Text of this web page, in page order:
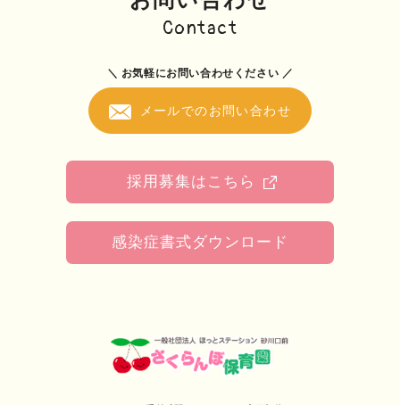
Contact
＼ お気軽にお問い合わせください ／
メールでのお問い合わせ
採用募集はこちら
感染症書式ダウンロード